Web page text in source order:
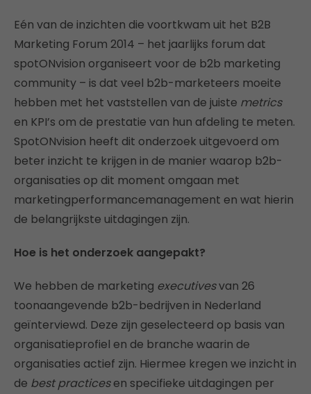
Eén van de inzichten die voortkwam uit het B2B
Marketing Forum 2014 – het jaarlijks forum dat
spotONvision organiseert voor de b2b marketing
community – is dat veel b2b-marketeers moeite
hebben met het vaststellen van de juiste metrics
en KPI’s om de prestatie van hun afdeling te meten.
SpotONvision heeft dit onderzoek uitgevoerd om
beter inzicht te krijgen in de manier waarop b2b-
organisaties op dit moment omgaan met
marketingperformancemanagement en wat hierin
de belangrijkste uitdagingen zijn.
Hoe is het onderzoek aangepakt?
We hebben de marketing executivesvan 26
toonaangevende b2b-bedrijven in Nederland
geïnterviewd. Deze zijn geselecteerd op basis van
organisatieprofiel en de branche waarin de
organisaties actief zijn. Hiermee kregen we inzicht in
de best practicesen specifieke uitdagingen per